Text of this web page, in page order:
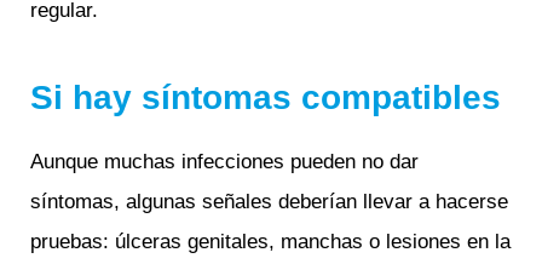
regular.
Si hay síntomas compatibles
Aunque muchas infecciones pueden no dar
síntomas, algunas señales deberían llevar a hacerse
pruebas: úlceras genitales, manchas o lesiones en la